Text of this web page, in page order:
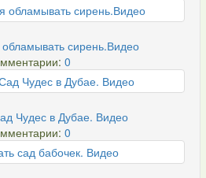
сирень.Видео
0
Чудес в Дубае. Видео
0